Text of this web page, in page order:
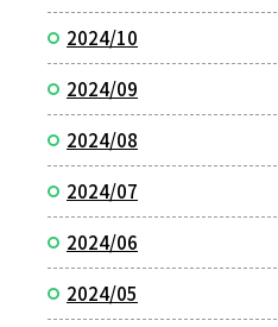
2024/10
2024/09
2024/08
2024/07
2024/06
2024/05